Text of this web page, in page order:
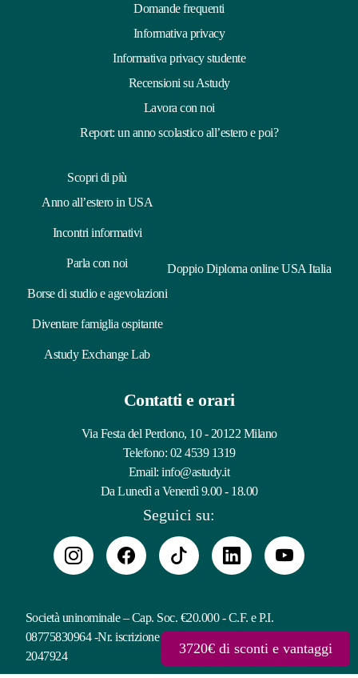
Domande frequenti
Informativa privacy
Informativa privacy studente
Recensioni su Astudy
Lavora con noi
Report: un anno scolastico all’estero e poi?
Scopri di più
Anno all’estero in USA
Incontri informativi
Parla con noi
Borse di studio e agevolazioni
Diventare famiglia ospitante
Astudy Exchange Lab
Doppio Diploma online USA Italia
Contatti e orari
Via Festa del Perdono, 10 - 20122 Milano
Telefono: 02 4539 1319
Email:info@astudy.it
Da Lunedì a Venerdì 9.00 - 18.00
Seguici su:
Società uninominale – Cap. Soc. €20.000 - C.F. e P.I.
08775830964 -Nr. iscrizione Registro Imprese – REA: MI-
2047924
3720€ di sconti e vantaggi